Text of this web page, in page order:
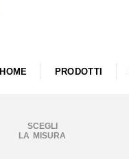
HOME PRODOTTI
SCEGLI
LA MISURA